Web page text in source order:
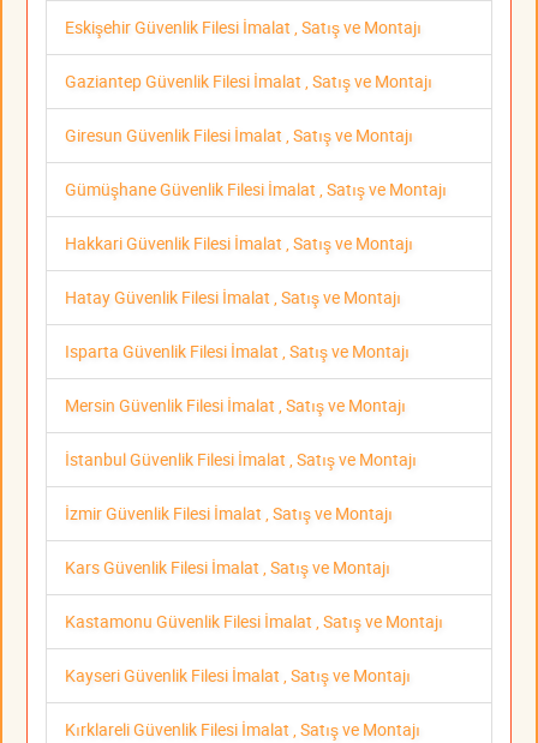
Eskişehir Güvenlik Filesi İmalat , Satış ve Montajı
Gaziantep Güvenlik Filesi İmalat , Satış ve Montajı
Giresun Güvenlik Filesi İmalat , Satış ve Montajı
Gümüşhane Güvenlik Filesi İmalat , Satış ve Montajı
Hakkari Güvenlik Filesi İmalat , Satış ve Montajı
Hatay Güvenlik Filesi İmalat , Satış ve Montajı
Isparta Güvenlik Filesi İmalat , Satış ve Montajı
Mersin Güvenlik Filesi İmalat , Satış ve Montajı
İstanbul Güvenlik Filesi İmalat , Satış ve Montajı
İzmir Güvenlik Filesi İmalat , Satış ve Montajı
Kars Güvenlik Filesi İmalat , Satış ve Montajı
Kastamonu Güvenlik Filesi İmalat , Satış ve Montajı
Kayseri Güvenlik Filesi İmalat , Satış ve Montajı
Kırklareli Güvenlik Filesi İmalat , Satış ve Montajı